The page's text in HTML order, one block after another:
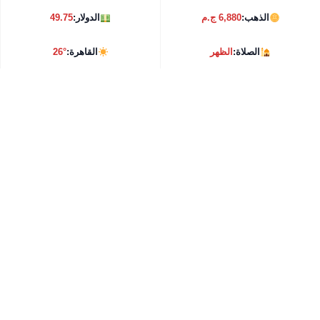
الذهب:6,880 ج.م الدولار:49.75
الصلاة:الظهر القاهرة:26°